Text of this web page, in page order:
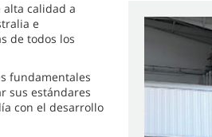
calidad a
e
de todos los
fundamentales
sus estándares
con el desarrollo